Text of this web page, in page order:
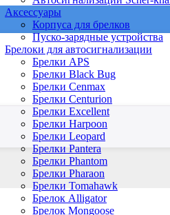
Аксессуары
Корпуса для брелков
Пуско-зарядные устройства
Брелоки для автосигнализации
Брелки APS
Брелки Black Bug
Брелки Cenmax
Брелки Centurion
Брелки Excellent
Брелки Harpoon
Брелки Leopard
Брелки Pantera
Брелки Phantom
Брелки Pharaon
Брелки Tomahawk
Брелок Alligator
Брелок Mongoose